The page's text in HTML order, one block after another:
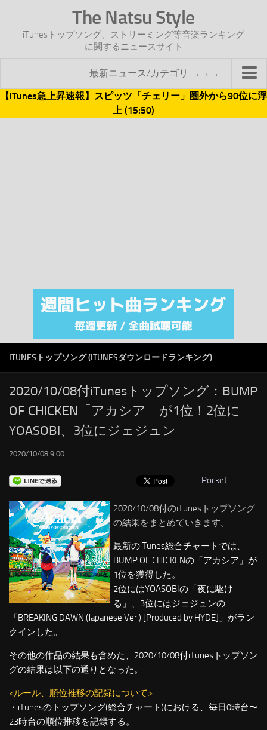
The Natsu Style
iTunesトップソング、ストリーミング等音楽ランキング
に関するニュースサイト
最新ニュース/カテゴリ →→→
TOP
注目カテゴリ
オリジナルiTunes週間トップソング
RSS
LINKS
【iTunes急上昇速報】スピッツ「チェリー」圏外から90位に浮
上 (15:50)
ITUNESトップソング (ITUNESダウンロードランキング)
2020/10/08付iTunesトップソング：BUMP
OF CHICKEN「アカシア」が1位！2位に
YOASOBI、3位にジェジュン
2020/10/08 9:00
Pocket
2020/10/08付のiTunesトップソング
の結果をまとめていきます。
最新のiTunes総合チャートでは、
BUMP OF CHICKENの「アカシア」が
1位を獲得した。
2位にはYOASOBIの「夜に駆け
る」、3位にはジェジュンの
「BREAKING DAWN (Japanese Ver.) [Produced by HYDE]」がラン
クインした。
その他の作品の結果も含めた、2020/10/08付iTunesトップソン
グの結果は以下の通りとなった。
<ルール、順位推移の記録について>
・iTunesのトップソング(総合チャート)における、毎日0時台〜
23時台の順位推移を記録する。